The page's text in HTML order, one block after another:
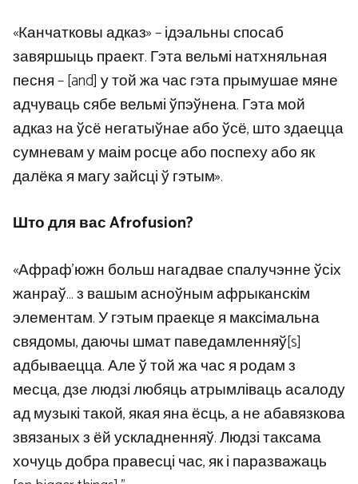
«Канчатковы адказ» – ідэальны спосаб
завяршыць праект. Гэта вельмі натхняльная
песня – [and] у той жа час гэта прымушае мяне
адчуваць сябе вельмі ўпэўнена. Гэта мой
адказ на ўсё негатыўнае або ўсё, што здаецца
сумневам у маім росце або поспеху або як
далёка я магу зайсці ў гэтым».
Што для вас Afrofusion?
«Афраф’южн больш нагадвае спалучэнне ўсіх
жанраў… з вашым асноўным афрыканскім
элементам. У гэтым праекце я максімальна
свядомы, даючы шмат паведамленняў[s]
адбываецца. Але ў той жа час я родам з
месца, дзе людзі любяць атрымліваць асалоду
ад музыкі такой, якая яна ёсць, а не абавязкова
звязаных з ёй ускладненняў. Людзі таксама
хочуць добра правесці час, як і паразважаць